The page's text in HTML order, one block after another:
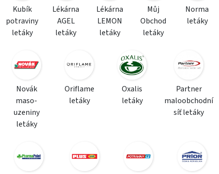
Kubík
potraviny
letáky
Lékárna
AGEL
letáky
Lékárna
LEMON
letáky
Můj
Obchod
letáky
Norma
letáky
Novák
maso-
uzeniny
letáky
Oriflame
letáky
Oxalis
letáky
Partner
maloobchodní
síť letáky